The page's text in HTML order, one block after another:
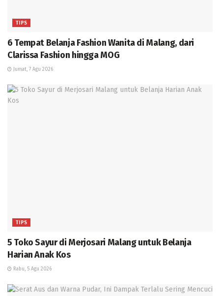
TIPS
6 Tempat Belanja Fashion Wanita di Malang, dari
Clarissa Fashion hingga MOG
Jumat, 7 Agu 2026
TIPS
5 Toko Sayur di Merjosari Malang untuk Belanja
Harian Anak Kos
Rabu, 5 Agu 2026